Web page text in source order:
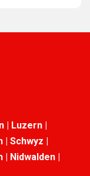
| Luzern |
Schwyz |
Nidwalden |